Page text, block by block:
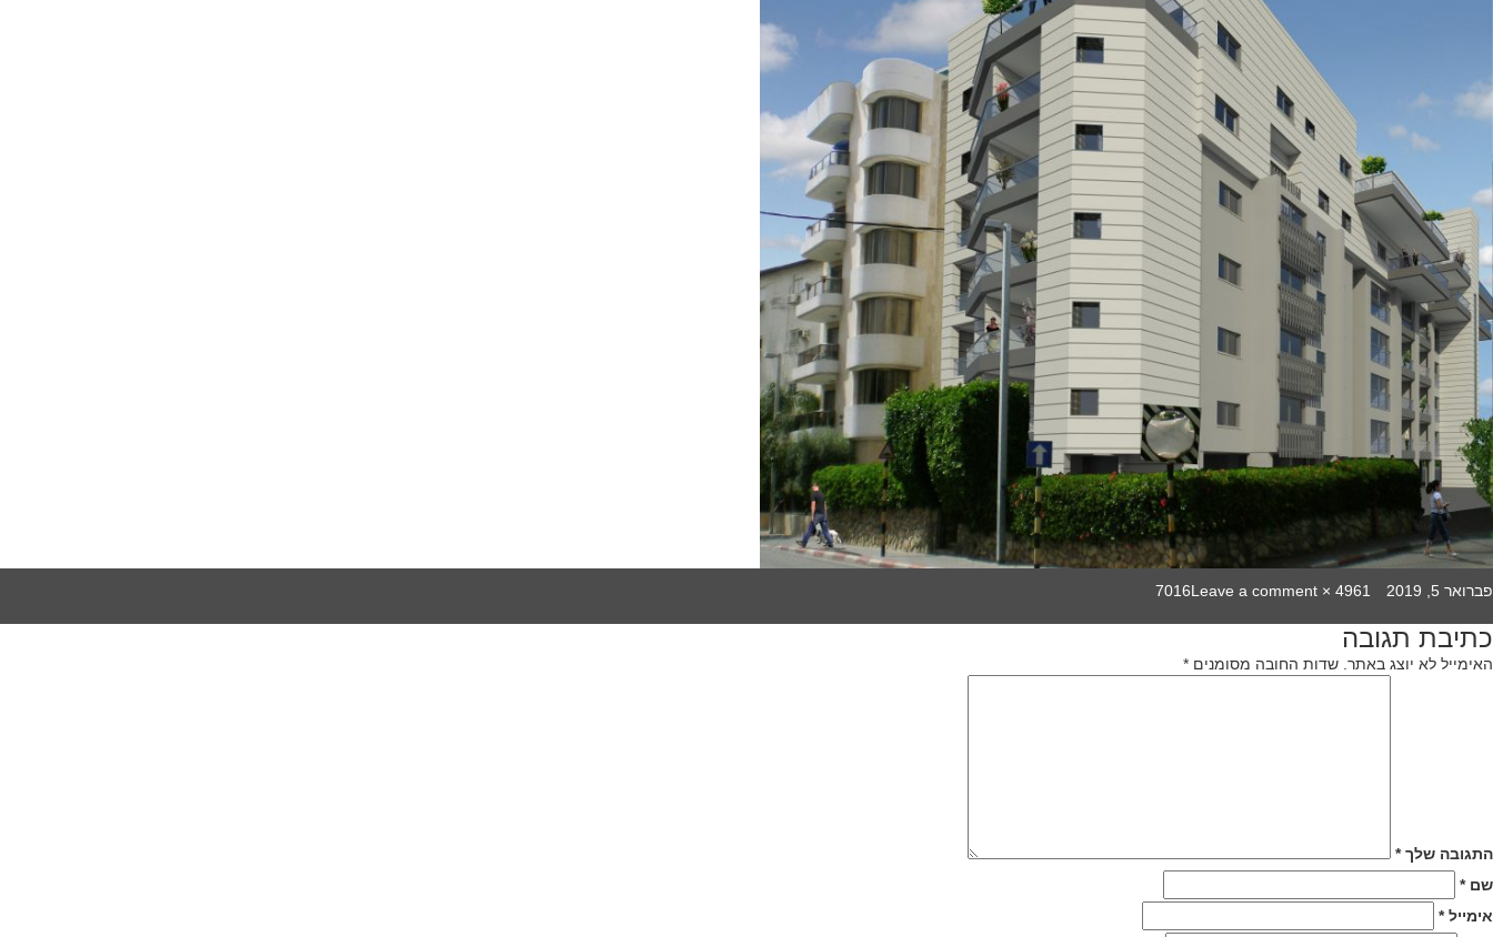
Posted
פברואר 5, 2019
Full
4961 × 7016
Leave a comment
כתיבת תגובה
האימייל לא יוצג באתר. שדות החובה מסומנים *
התגובה שלך*
שם*
אימייל*
ניווט